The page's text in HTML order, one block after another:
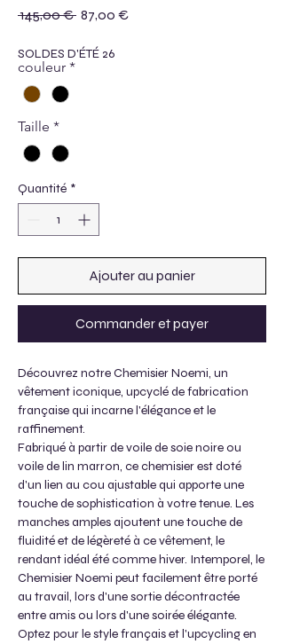
145,00 € Prix original
87,00 €Prix promotionnel
SOLDES D'ÉTÉ 26
couleur *
Taille *
Quantité *
Ajouter au panier
Commander et payer
Découvrez notre Chemisier Noemi, un
vêtement iconique, upcyclé de fabrication
française qui incarne l'élégance et le
raffinement.
Fabriqué à partir de voile de soie noire ou
voile de lin marron, ce chemisier est doté
d'un lien au cou ajustable qui apporte une
touche de sophistication à votre tenue. Les
manches amples ajoutent une touche de
fluidité et de légèreté à ce vêtement, le
rendant idéal été comme hiver. Intemporel, le
Chemisier Noemi peut facilement être porté
au travail, lors d'une sortie décontractée
entre amis ou lors d'une soirée élégante.
Optez pour le style français et l'upcycling en